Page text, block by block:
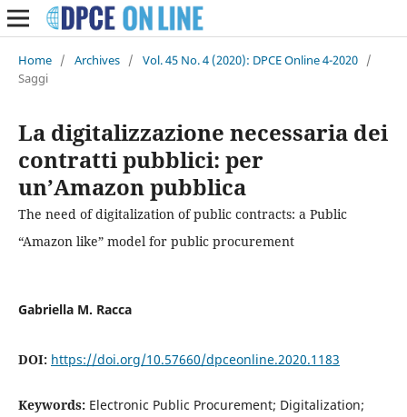
Home / Archives / Vol. 45 No. 4 (2020): DPCE Online 4-2020 /
Saggi
La digitalizzazione necessaria dei
contratti pubblici: per
un’Amazon pubblica
The need of digitalization of public contracts: a Public
“Amazon like” model for public procurement
Gabriella M. Racca
DOI: https://doi.org/10.57660/dpceonline.2020.1183
Keywords: Electronic Public Procurement; Digitalization;